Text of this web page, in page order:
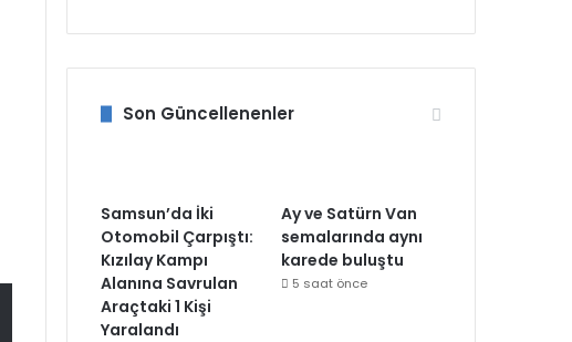
Son Güncellenenler
Samsun’da İki
Otomobil Çarpıştı:
Kızılay Kampı
Alanına Savrulan
Araçtaki 1 Kişi
Yaralandı
Ay ve Satürn Van
semalarında aynı
karede buluştu
5 saat önce